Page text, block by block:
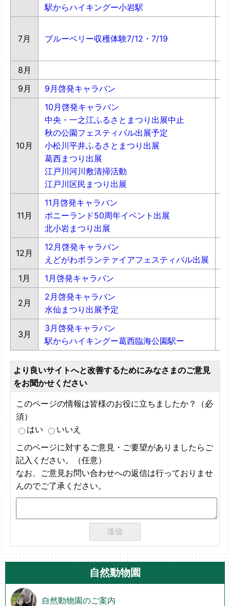
駅からハイキングー小岩駅
7月 ブルーベリー収穫体験7/12・7/19
8月
9月
9月啓発キャラバン
10月
10月啓発キャラバン
中央・一之江ふるさとまつり出展中止
秋の公園フェスティバル出展予定
小松川平井ふるさとまつり出展
葛西まつり出展
江戸川河川敷清掃活動
江戸川区民まつり出展
11月
11月啓発キャラバン
ポニーランド50周年イベント出展
北小岩まつり出展
12月
12月啓発キャラバン
えどがわボランテァイアフェスティバル出展
1月
1月啓発キャラバン
2月
2月啓発キャラバン
水仙まつり出展予定
3月
3月啓発キャラバン
駅からハイキングー葛西臨海公園駅ー
より良いサイトへと改善するためにみなさまのご意見
をお聞かせください
このページの情報は皆様のお役に立ちましたか？（必
須）
はい
いいえ
このページに対するご意見・ご要望がありましたらご
記入ください。（任意）
なお、ご意見お問い合わせへの返信は行っておりませ
んのでご了承ください。
自然動物園
自然動物園のご案内